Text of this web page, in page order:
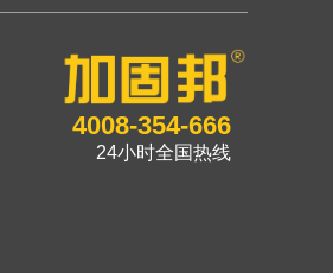
4008-354-666
24小时全国热线